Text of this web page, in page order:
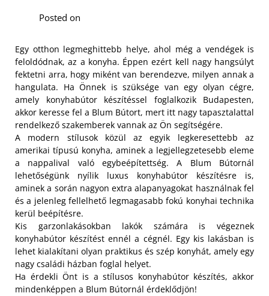
Posted on
Egy otthon legmeghittebb helye, ahol még a vendégek is
feloldódnak, az a konyha. Éppen ezért kell nagy hangsúlyt
fektetni arra, hogy miként van berendezve, milyen annak a
hangulata. Ha Önnek is szüksége van egy olyan cégre,
amely konyhabútor készítéssel foglalkozik Budapesten,
akkor keresse fel a Blum Bútort, mert itt nagy tapasztalattal
rendelkező szakemberek vannak az Ön segítségére.
A modern stílusok közül az egyik legkeresettebb az
amerikai típusú konyha, aminek a legjellegzetesebb eleme
a nappalival való egybeépítettség.A Blum Bútornál
lehetőségünk nyílik luxus konyhabútor készítésre is,
aminek a során nagyon extra alapanyagokat használnak fel
és a jelenleg fellelhető legmagasabb fokú konyhai technika
kerül beépítésre.
Kis garzonlakásokban lakók számára is végeznek
konyhabútor készítést ennél a cégnél. Egy kis lakásban is
lehet kialakítani olyan praktikus és szép konyhát, amely egy
nagy családi házban foglal helyet.
Ha érdekli Önt is a stílusos konyhabútor készítés, akkor
mindenképpen a Blum Bútornál érdeklődjön!